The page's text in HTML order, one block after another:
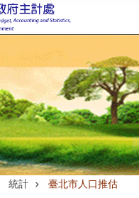
統計 臺北市人口推估